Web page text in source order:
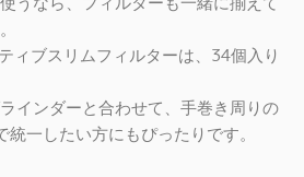
ィブスリムフィルターは、34個入り
インダーと合わせて、手巻き周りの
一したい方にもぴったりです。